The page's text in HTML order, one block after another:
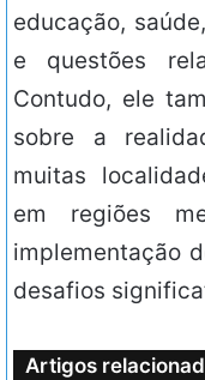
educação,
e questões
Contudo, ele
sobre a
muitas
em regiões
implementação
desafios
Artigos